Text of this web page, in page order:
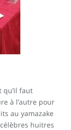
qu’il faut
à l’autre pour
au yamazake
huitres